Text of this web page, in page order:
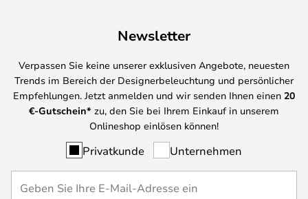
Newsletter
Verpassen Sie keine unserer exklusiven Angebote, neuesten
Trends im Bereich der Designerbeleuchtung und persönlicher
Empfehlungen. Jetzt anmelden und wir senden Ihnen einen 20
€-Gutschein* zu, den Sie bei Ihrem Einkauf in unserem
Onlineshop einlösen können!
Privatkunde Unternehmen